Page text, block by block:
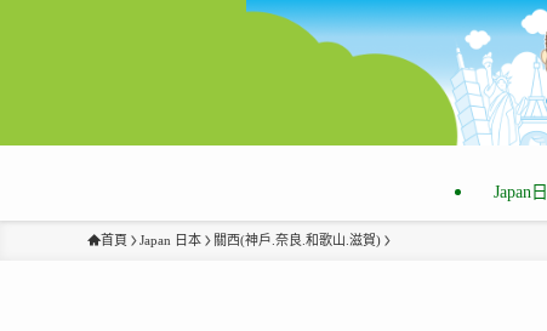
Japan
首頁 Japan 日本 關西(神戶.奈良.和歌山.滋賀)